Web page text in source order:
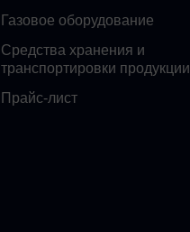
Газовое оборудование
Средства хранения и
транспортировки продукции
Прайс-лист